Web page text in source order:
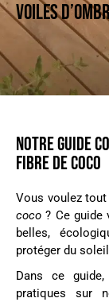
VOILES
NOTRE GUIDE
FIBRE DE COCO
Vous voulez
coco ? Ce
belles,
protéger du
Dans ce
pratiques sur